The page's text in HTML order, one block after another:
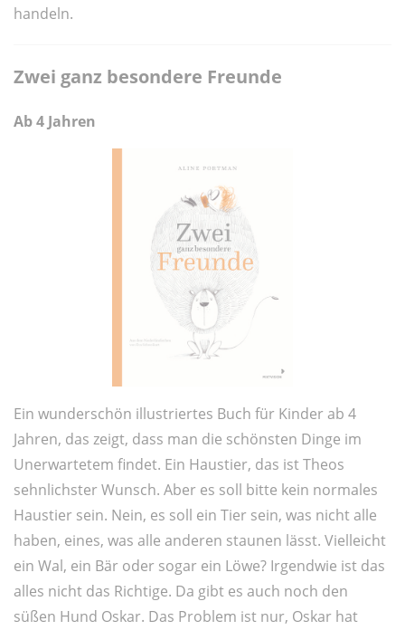
handeln.
Zwei ganz besondere Freunde
Ab 4 Jahren
Ein wunderschön illustriertes Buch für Kinder ab 4
Jahren, das zeigt, dass man die schönsten Dinge im
Unerwartetem findet. Ein Haustier, das ist Theos
sehnlichster Wunsch. Aber es soll bitte kein normales
Haustier sein. Nein, es soll ein Tier sein, was nicht alle
haben, eines, was alle anderen staunen lässt. Vielleicht
ein Wal, ein Bär oder sogar ein Löwe? Irgendwie ist das
alles nicht das Richtige. Da gibt es auch noch den
süßen Hund Oskar. Das Problem ist nur, Oskar hat